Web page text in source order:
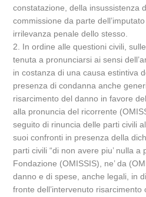
constatazione, della insussistenza
commissione da parte
irrilevanza penale dello stesso.
2. In ordine alle questioni civili,
tenuta a pronunciarsi ai sensi
in costanza di una causa estintiva
presenza di condanna anche
risarcimento del danno in favore
alla pronuncia del ricorrente
seguito di rinuncia delle parti civili
suoi confronti in presenza della
parti civili “di non avere piu’ nulla a
Fondazione (OMISSIS), ne’ da
danno e di spese, anche legali, in
fronte dell’intervenuto risarcimento